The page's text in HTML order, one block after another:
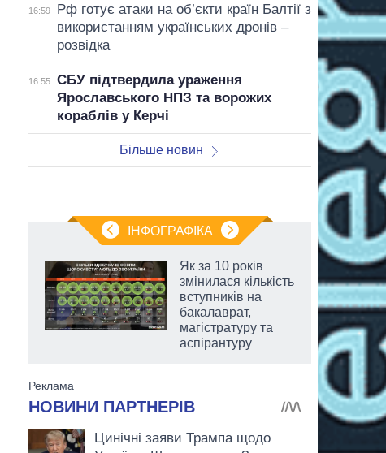
16:59
Рф готує атаки на об’єкти країн Балтії з
використанням українських дронів –
розвідка
16:55
СБУ підтвердила ураження
Ярославського НПЗ та ворожих
кораблів у Керчі
Більше новин
ІНФОГРАФІКА
Як за 10 років
змінилася кількість
вступників на
бакалаврат,
магістратуру та
аспірантуру